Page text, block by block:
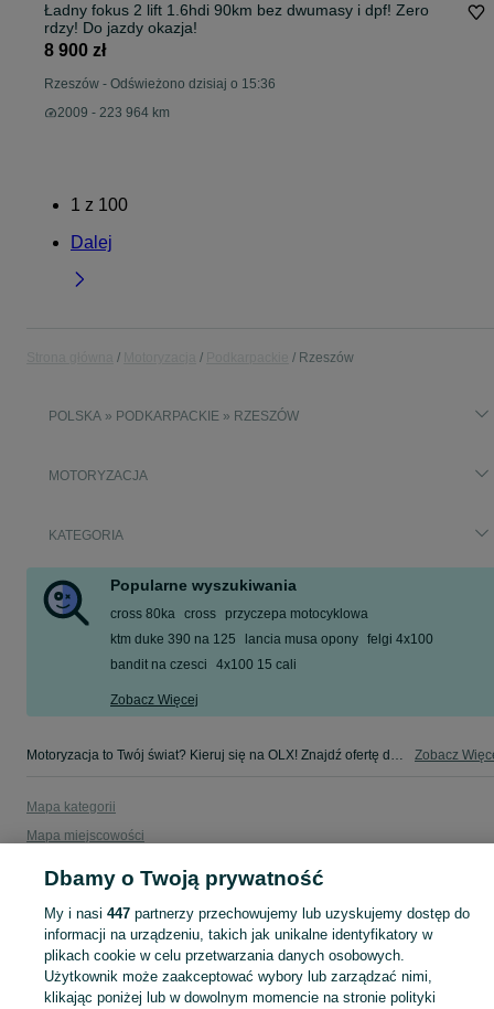
Ładny fokus 2 lift 1.6hdi 90km bez dwumasy i dpf! Zero
rdzy! Do jazdy okazja!
8 900 zł
Rzeszów - Odświeżono dzisiaj o 15:36
2009 - 223 964 km
1 z 100
Dalej
Rzeszów
POLSKA » PODKARPACKIE » RZESZÓW
MOTORYZACJA
KATEGORIA
Popularne wyszukiwania
cross 80ka cross
przyczepa motocyklowa
ktm duke 390 na 125
lancia musa opony felgi 4x100
bandit na czesci
4x100 15 cali
Zobacz Więcej
Motoryzacja to Twój świat? Kieruj się na OLX! Znajdź ofertę dla siebie w kategorii Motoryzacja na OLX - Rzeszów i okolice! Zobacz
Mapa kategorii
Mapa miejscowości
Popularne wyszukiwania
Dbamy o Twoją prywatność
My i nasi 447partnerzy przechowujemy lub uzyskujemy dostęp do
informacji na urządzeniu, takich jak unikalne identyfikatory w
plikach cookie w celu przetwarzania danych osobowych.
Użytkownik może zaakceptować wybory lub zarządzać nimi,
klikając poniżej lub w dowolnym momencie na stronie polityki